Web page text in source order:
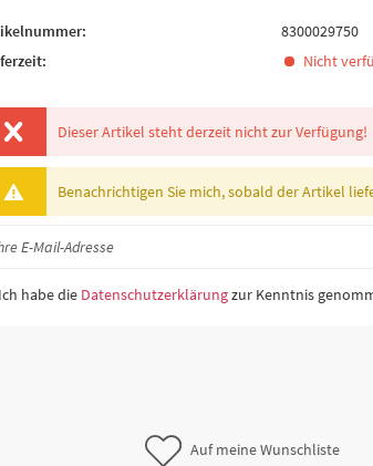
8300029750
Nicht
Dieser Artikel steht derzeit nicht zur Verfügung!
Benachrichtigen Sie mich, sobald der Artikel
Ich habe die Datenschutzerklärungzur Kenntnis
Auf meine Wunschliste